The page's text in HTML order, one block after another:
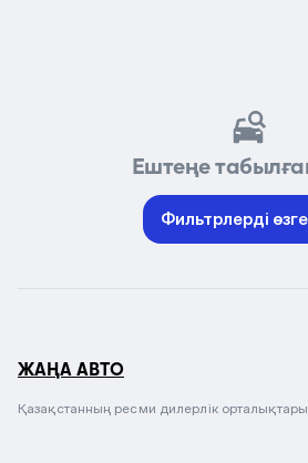
Ештеңе
Фильтрлерді
ЖАҢА АВТО
Қазақстанның ресми дилерлік